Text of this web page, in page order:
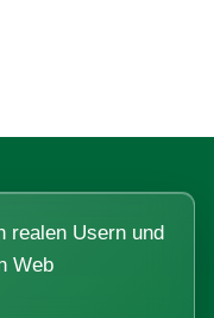
realen Usern und
Web